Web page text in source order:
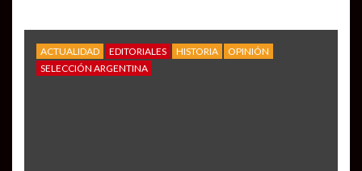
ACTUALIDAD EDITORIALES HISTORIA
OPINIÓN
SELECCIÓN ARGENTINA